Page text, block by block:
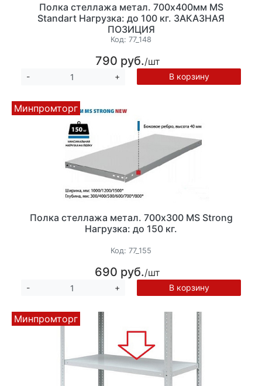
Полка стеллажа метал. 700х400мм MS
Standart Нагрузка: до 100 кг. ЗАКАЗНАЯ
ПОЗИЦИЯ
Код: 77_148
790 руб./шт
- + В корзину
Минпромторг
Полка стеллажа метал. 700х300 MS Strong
Нагрузка: до 150 кг.
Код: 77_155
690 руб./шт
- + В корзину
Минпромторг